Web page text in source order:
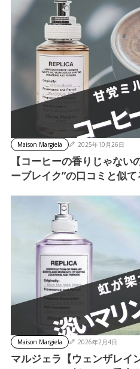
Maison Margiela 2025年10月26日
【コーヒーの香りじゃない
ーブレイク”の口コミと似て
Maison Margiela 2026年2月4日
マルジェラ【ウェンザレイ